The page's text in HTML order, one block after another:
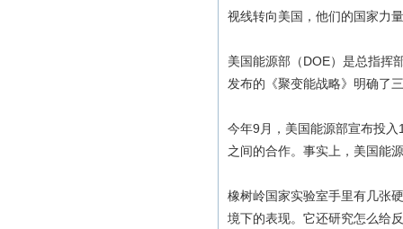
视线转向美国，他们的国家力
美国能源部（DOE）是总指挥
发布的《聚变能战略》明确了
今年9月，美国能源部宣布投
之间的合作。事实上，美国能
橡树岭国家实验室手里有几张
境下的表现。它还研究怎么给